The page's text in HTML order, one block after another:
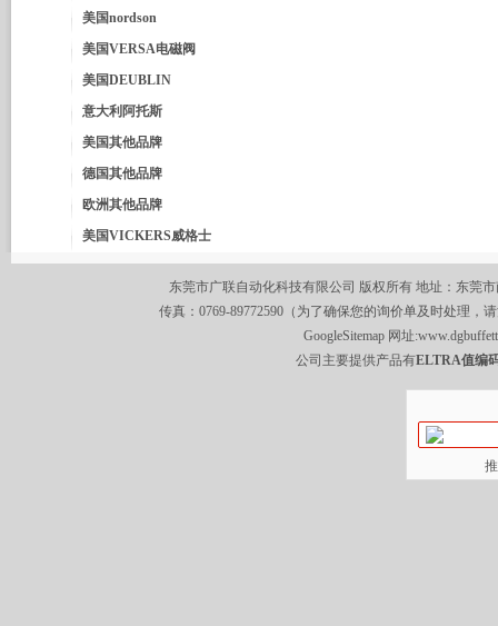
美国nordson
美国VERSA电磁阀
美国DEUBLIN
意大利阿托斯
美国其他品牌
德国其他品牌
欧洲其他品牌
美国VICKERS威格士
东莞市广联自动化科技有限公司 版权所有 地址：东莞
传真：0769-89772590（为了确保您的询价单及时处理，
GoogleSitemap 网址:
公司主要提供产品有ELTRA值编